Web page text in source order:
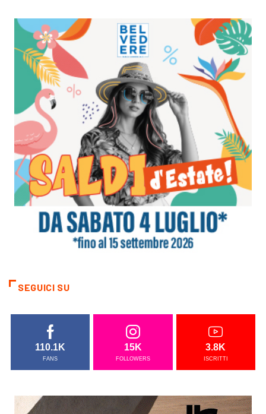
SEGUICI SU
110.1K
FANS
15K
FOLLOWERS
3.8K
ISCRITTI